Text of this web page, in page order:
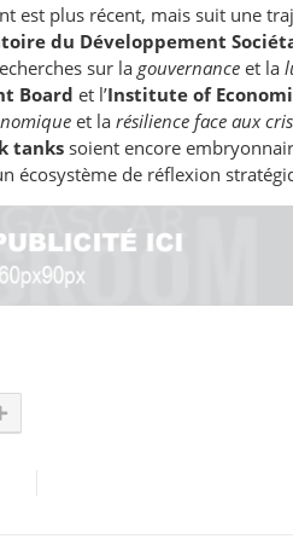
est plus récent, mais suit une
du Développement
sur lagouvernance et la
Board et l’Institute of
et la résilience face aux
tanks soient encore
écosystème de réflexion